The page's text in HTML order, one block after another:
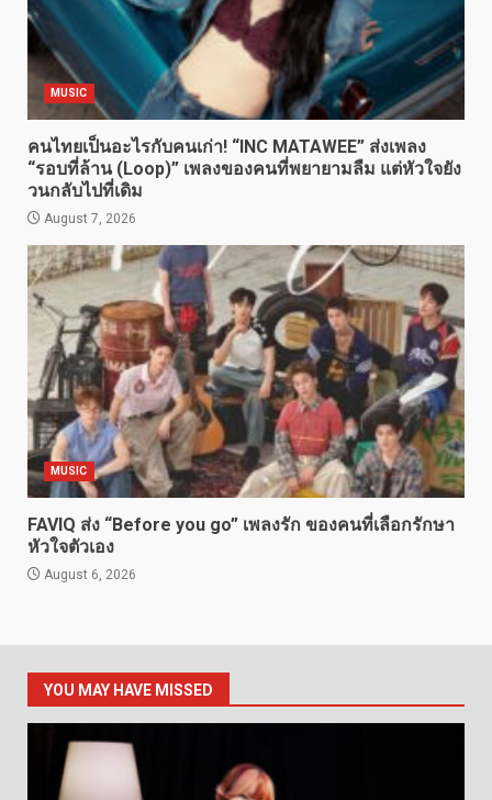
MUSIC
คนไทยเป็นอะไรกับคนเก่า! “INC MATAWEE” ส่งเพลง
“รอบที่ล้าน (Loop)” เพลงของคนที่พยายามลืม แต่หัวใจยัง
วนกลับไปที่เดิม
August 7, 2026
MUSIC
FAVIQ ส่ง “Before you go” เพลงรัก ของคนที่เลือกรักษา
หัวใจตัวเอง
August 6, 2026
YOU MAY HAVE MISSED